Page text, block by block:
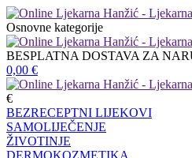
Osnovne kategorije
BESPLATNA DOSTAVA ZA
0,00 €
€
BEZRECEPTNI LIJEKOVI
SAMOLIJEČENJE
ŽIVOTINJE
DERMOKOZMETIKA